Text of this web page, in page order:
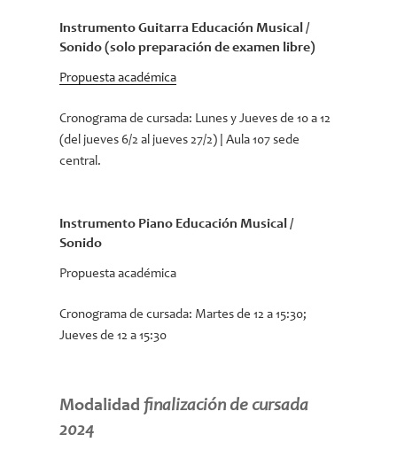
Instrumento Guitarra Educación Musical /
Sonido (solo preparación de examen libre)
Propuesta académica
Cronograma de cursada: Lunes y Jueves de 10 a 12
(del jueves 6/2 al jueves 27/2) | Aula 107 sede
central.
Instrumento Piano Educación Musical /
Sonido
Propuesta académica
Cronograma de cursada: Martes de 12 a 15:30;
Jueves de 12 a 15:30
Modalidadfinalización de cursada
2024